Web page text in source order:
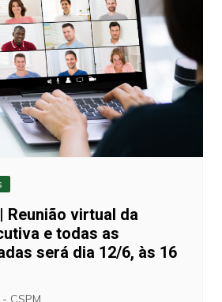
Reunião virtual da
e todas as
será dia 12/6, às 16
CSPM